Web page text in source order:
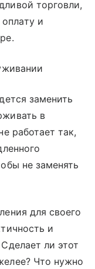
торговли,
и
заменить
в
работает так,
не заменять
для своего
и
ли этот
Что нужно